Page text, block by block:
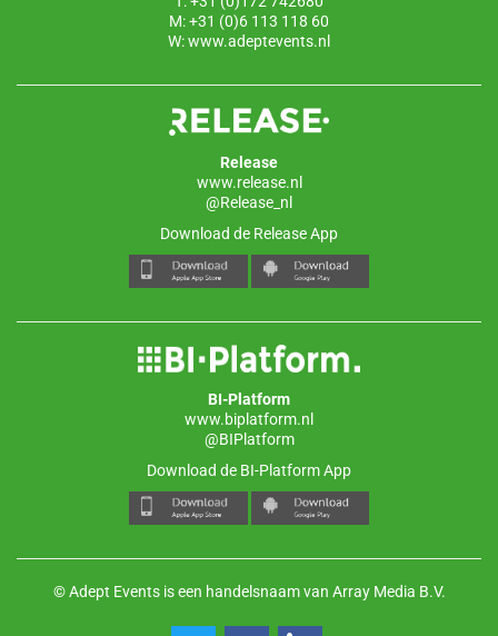
M: +31 (0)6 113 118 60
W:www.adeptevents.nl
Release
www.release.nl
@Release_nl
Download de Release App
BI-Platform
www.biplatform.nl
@BIPlatform
Download de BI-Platform App
© Adept Events is een handelsnaam van Array Media B.V.